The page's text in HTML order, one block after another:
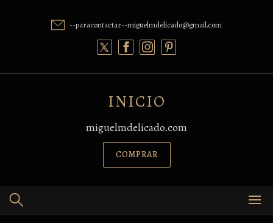
--paracontactar--miguelmdelicado@gmail.com
INICIO
miguelmdelicado.com
COMPRAR